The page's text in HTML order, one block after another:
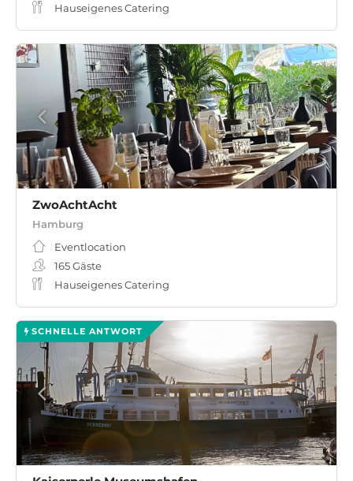
Hauseigenes Catering
ZwoAchtAcht
Hamburg
Eventlocation
165Gäste
Hauseigenes Catering
SCHNELLE ANTWORT